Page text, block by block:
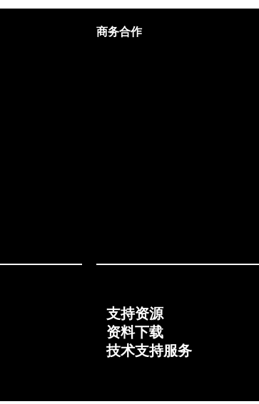
商务合作
支持资源
资料下载
技术支持服务